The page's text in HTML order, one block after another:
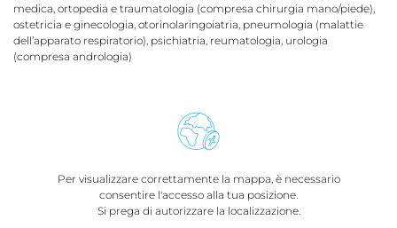
medica, ortopedia e traumatologia (compresa chirurgia mano/piede),
ostetricia e ginecologia, otorinolaringoiatria, pneumologia (malattie
dell’apparato respiratorio), psichiatria, reumatologia, urologia
(compresa andrologia)
Per visualizzare correttamente la mappa, è necessario
consentire l'accesso alla tua posizione.
Si prega di autorizzare la localizzazione.